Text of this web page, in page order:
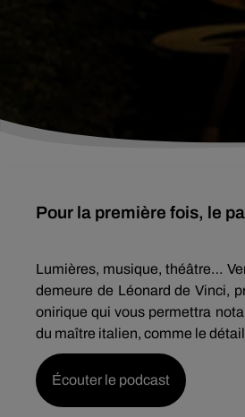
Pour la première fois, le
Lumières, musique, théâtre…
demeure de Léonard de Vinci,
onirique qui vous permettra
du maître italien, comme le
Écouter le podcast